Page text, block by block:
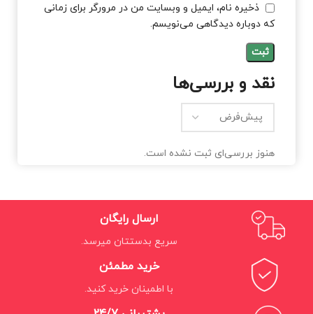
نقد و بررسی‌ها
هنوز بررسی‌ای ثبت نشده است.
ذخیره نام، ایمیل و وبسایت من در مرورگر برای زمانی
که دوباره دیدگاهی می‌نویسم.
ارسال رایگان
سریع بدستتان میرسد.
خرید مطمئن
با اطمینان خرید کنید.